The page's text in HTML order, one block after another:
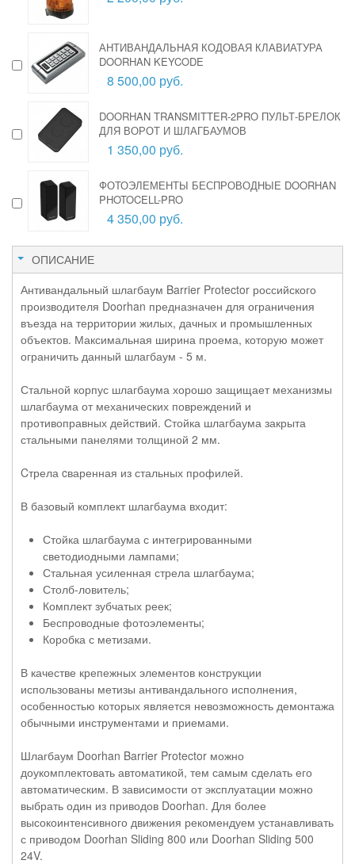
АНТИВАНДАЛЬНАЯ КОДОВАЯ КЛАВИАТУРА
DOORHAN KEYCODE
8 500,00 руб.
DOORHAN TRANSMITTER-2PRO ПУЛЬТ-БРЕЛОК
ДЛЯ ВОРОТ И ШЛАГБАУМОВ
1 350,00 руб.
ФОТОЭЛЕМЕНТЫ БЕСПРОВОДНЫЕ DOORHAN
PHOTOCELL-PRO
4 350,00 руб.
ОПИСАНИЕ
Антивандальный шлагбаум Barrier Protector российского
производителя Doorhan предназначен для ограничения
въезда на территории жилых, дачных и промышленных
объектов. Максимальная ширина проема, которую может
ограничить данный шлагбаум - 5 м.
Стальной корпус шлагбаума хорошо защищает механизмы
шлагбаума от механических повреждений и
противоправных действий. Стойка шлагбаума закрыта
стальными панелями толщиной 2 мм.
Cтрела cваренная из стальных профилей.
В базовый комплект шлагбаума входит:
Стойка шлагбаума с интегрированными
светодиодными лампами;
Стальная усиленная стрела шлагбаума;
Столб-ловитель;
Комплект зубчатых реек;
Беспроводные фотоэлементы;
Коробка с метизами.
В качестве крепежных элементов конструкции
использованы метизы антивандального исполнения,
особенностью которых является невозможность демонтажа
обычными инструментами и приемами.
Шлагбаум Doorhan Barrier Protector можно
доукомплектовать автоматикой, тем самым сделать его
автоматическим. В зависимости от эксплуатации можно
выбрать один из приводов Doorhan. Для более
высокоинтенсивного движения рекомендуем устанавливать
с приводом Doorhan Sliding 800 или Doorhan Sliding 500
24V.